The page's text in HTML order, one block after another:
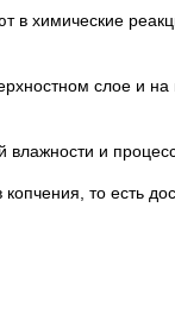
в химические
слое и
и
то есть